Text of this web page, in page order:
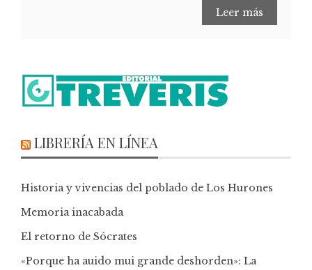
Leer más
LIBRERÍA EN LÍNEA
Historia y vivencias del poblado de Los Hurones
Memoria inacabada
El retorno de Sócrates
«Porque ha auido mui grande deshorden»: La